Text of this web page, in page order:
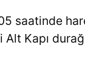
saatinde
Kapı